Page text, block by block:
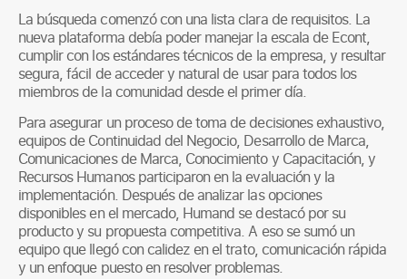
La búsqueda comenzó con una lista clara de requisitos. La
nueva plataforma debía poder manejar la escala de Econt,
cumplir con los estándares técnicos de la empresa, y resultar
segura, fácil de acceder y natural de usar para todos los
miembros de la comunidad desde el primer día.
Para asegurar un proceso de toma de decisiones exhaustivo,
equipos de Continuidad del Negocio, Desarrollo de Marca,
Comunicaciones de Marca, Conocimiento y Capacitación, y
Recursos Humanos participaron en la evaluación y la
implementación. Después de analizar las opciones
disponibles en el mercado, Humand se destacó por su
producto y su propuesta competitiva. A eso se sumó un
equipo que llegó con calidez en el trato, comunicación rápida
y un enfoque puesto en resolver problemas.